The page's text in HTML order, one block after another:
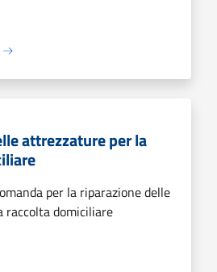
attrezzature per la
per la riparazione delle
domiciliare